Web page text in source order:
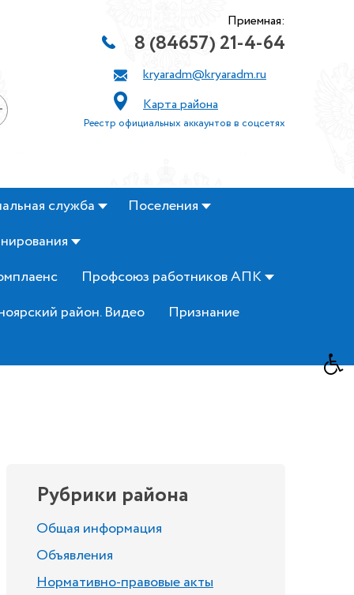
Приемная:
8 (84657) 21-4-64
kryaradm@kryaradm.ru
Карта района
Реестр официальных аккаунтов в соцсетях
служба
Поселения
Профсоюз работников АПК
район. Видео
Признание
Рубрики района
Общая информация
Объявления
Нормативно-правовые акты